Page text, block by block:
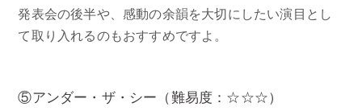
発表会の後半や、感動の余韻を大切にしたい演目とし
て取り入れるのもおすすめですよ。
⑤アンダー・ザ・シー（難易度：☆☆☆）